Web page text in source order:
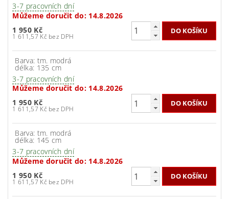
3-7 pracovních dní
Můžeme doručit do: 14.8.2026
1 950 Kč
1 611,57 Kč bez DPH
Barva: tm. modrá
délka: 135 cm
3-7 pracovních dní
Můžeme doručit do: 14.8.2026
1 950 Kč
1 611,57 Kč bez DPH
Barva: tm. modrá
délka: 145 cm
3-7 pracovních dní
Můžeme doručit do: 14.8.2026
1 950 Kč
1 611,57 Kč bez DPH